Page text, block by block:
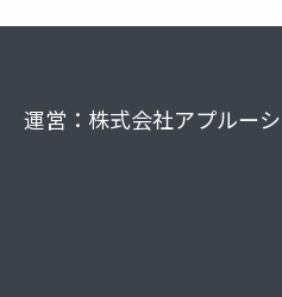
運営：株式会社アプルー